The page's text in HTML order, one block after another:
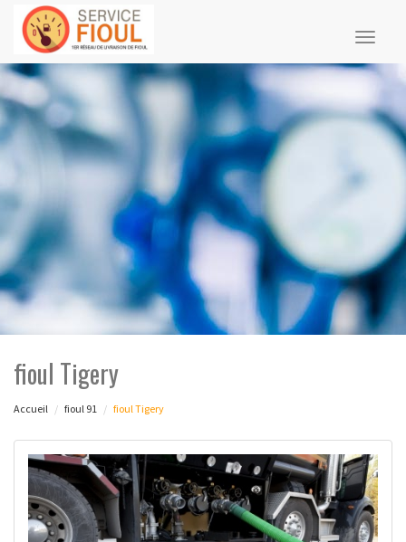
fioul Tigery
Accueil fioul 91 fioul Tigery